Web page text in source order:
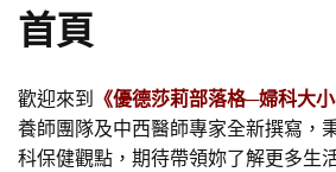
首頁
歡迎來到 《優德莎莉部落格─婦科大小
養師團隊及中西醫師專家全新撰寫，
科保健觀點，期待帶領妳了解更多生